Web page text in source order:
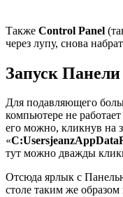
Также Control Panel
через лупу, снова
Запуск Панели
Для подавляющего
компьютере не
его можно, кликнув на
«
тут можно дважды
Отсюда ярлык с
столе таким же